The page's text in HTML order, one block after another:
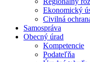
Ekonomický
Civilná
Samospráva
Obecný úrad
Kompetencie
Podateľňa